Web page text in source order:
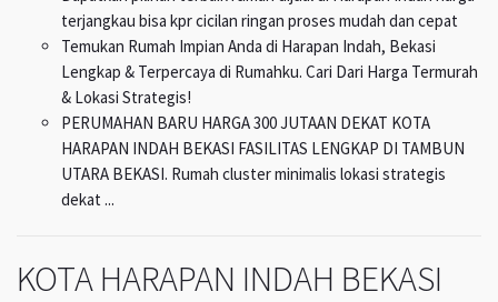
terjangkau bisa kpr cicilan ringan proses mudah dan cepat
Temukan Rumah Impian Anda di Harapan Indah, Bekasi
Lengkap & Terpercaya di Rumahku. Cari Dari Harga Termurah
& Lokasi Strategis!
PERUMAHAN BARU HARGA 300 JUTAAN DEKAT KOTA
HARAPAN INDAH BEKASI FASILITAS LENGKAP DI TAMBUN
UTARA BEKASI. Rumah cluster minimalis lokasi strategis
dekat ...
KOTA HARAPAN INDAH BEKASI